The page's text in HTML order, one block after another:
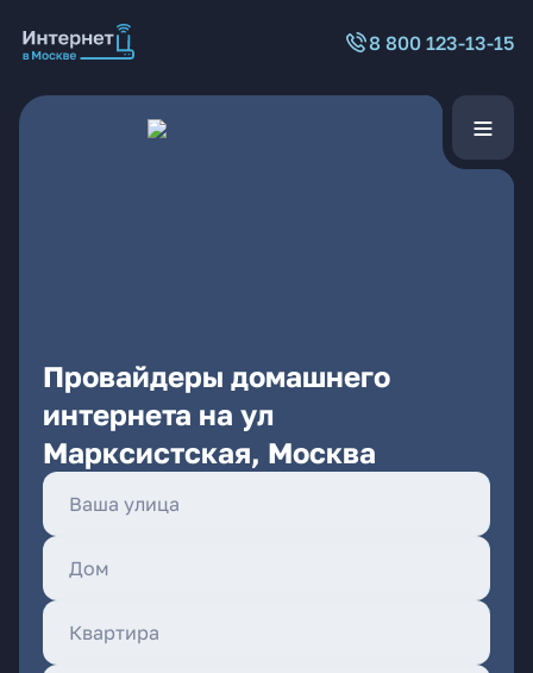
8 800 123-13-15
Провайдеры домашнего
интернета на ул
Марксистская, Москва